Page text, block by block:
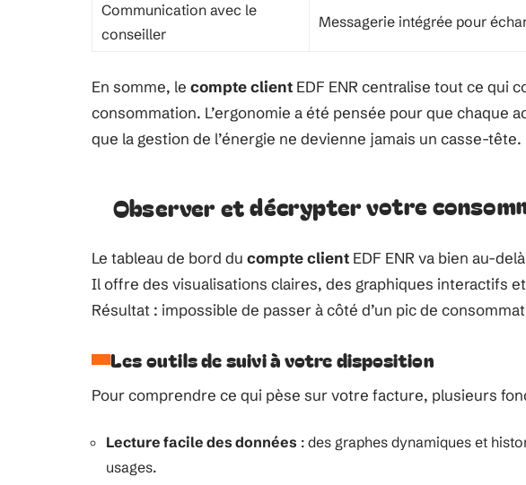
Communication avec le
conseiller
Messagerie intégrée pour
En somme, le compte client EDF ENR centralise tout ce qui
consommation. L’ergonomie a été pensée pour que chaque
que la gestion de l’énergie ne devienne jamais un casse-tête.
Observer et décrypter votre
Le tableau de bord du compte client EDF ENR va bien au-
Il offre des visualisations claires, des graphiques interactifs
Résultat : impossible de passer à côté d’un pic de
Les outils de suivi à votre disposition
Pour comprendre ce qui pèse sur votre facture, plusieurs
Lecture facile des données : des graphes dynamiques et
usages.